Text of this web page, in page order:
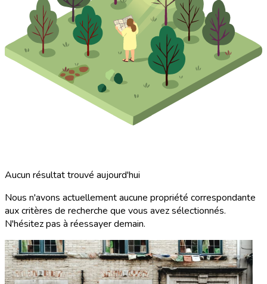
Aucun résultat trouvé aujourd'hui
Nous n'avons actuellement aucune propriété correspondante
aux critères de recherche que vous avez sélectionnés.
N'hésitez pas à réessayer demain.